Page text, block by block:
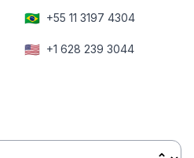
🇧🇷 +55 11 3197 4304
🇺🇸 +1 628 239 3044